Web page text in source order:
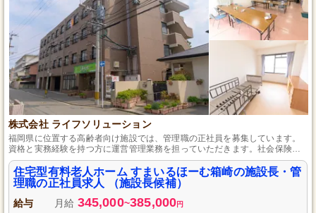
株式会社 ライフソリューション
福岡県に位置する高齢者向け施設では、管理職の正社員を募集しています。
資格と実務経験を持つ方に運営管理業務を担っていただきます。社会保険完
備や退職金制度もあり、プライベートも大切にしながら、スキルアップを目
指せる環境です。週休2日制で働きやすさも魅力の一つです。
住宅型有料老人ホーム すまいるほーむ箱崎の施設長・管
理職の正社員求人 （施設長候補）
給与 月給 345,000~385,000円